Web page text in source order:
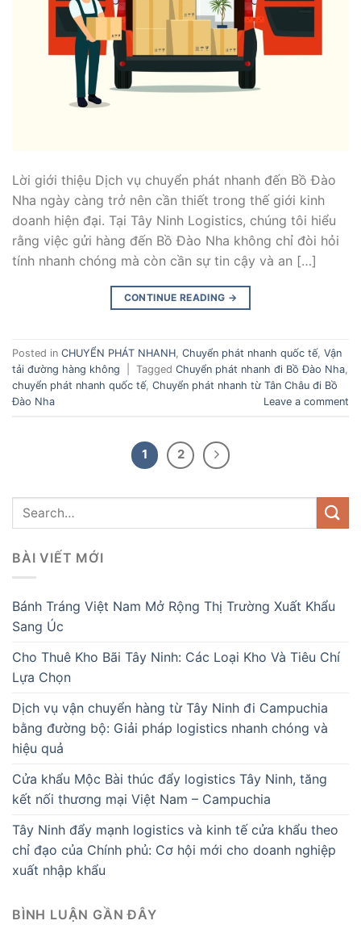
Lời giới thiệu Dịch vụ chuyển phát nhanh đến Bồ Đào
Nha ngày càng trở nên cần thiết trong thế giới kinh
doanh hiện đại. Tại Tây Ninh Logistics, chúng tôi hiểu
rằng việc gửi hàng đến Bồ Đào Nha không chỉ đòi hỏi
tính nhanh chóng mà còn cần sự tin cậy và an […]
CONTINUE READING →
Posted in CHUYỂN PHÁT NHANH Chuyển phát nhanh quốc tế, Vận
tải đường hàng không
Tagged Chuyển phát nhanh đi Bồ Đào Nha
chuyển phát nhanh quốc tế, Chuyển phát nhanh từ Tân Châu đi Bồ
Đào Nha
Leave a comment
1 2
BÀI VIẾT MỚI
Bánh Tráng Việt Nam Mở Rộng Thị Trường Xuất Khẩu
Sang Úc
Cho Thuê Kho Bãi Tây Ninh: Các Loại Kho Và Tiêu Chí
Lựa Chọn
Dịch vụ vận chuyển hàng từ Tây Ninh đi Campuchia
bằng đường bộ: Giải pháp logistics nhanh chóng và
hiệu quả
Cửa khẩu Mộc Bài thúc đẩy logistics Tây Ninh, tăng
kết nối thương mại Việt Nam – Campuchia
Tây Ninh đẩy mạnh logistics và kinh tế cửa khẩu theo
chỉ đạo của Chính phủ: Cơ hội mới cho doanh nghiệp
xuất nhập khẩu
BÌNH LUẬN GẦN ĐÂY